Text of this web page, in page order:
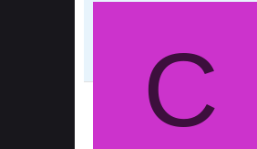
C